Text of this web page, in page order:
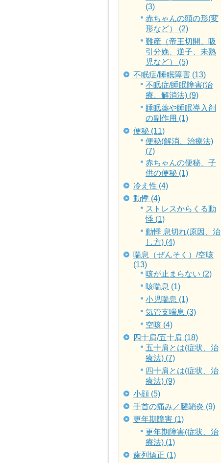
(3)
赤ちゃんの頭の形(変
形など） (2)
難産（帝王切開、吸
引分娩、逆子、未熟
児など） (5)
不眠症/睡眠障害 (13)
不眠症/睡眠障害(治
療、解消法) (9)
睡眠薬や睡眠導入剤
の副作用 (1)
便秘 (11)
便秘(解消、治療法)
(7)
赤ちゃんの便秘、子
供の便秘 (1)
冷え性 (4)
動悸 (4)
ストレスからくる動
悸 (1)
動悸 息切れ(原因、治
し方) (4)
喘息（ぜんそく）/空咳
(13)
咳が止まらない (2)
咳喘息 (1)
小児喘息 (1)
気管支喘息 (3)
空咳 (4)
四十肩/五十肩 (18)
五十肩とは(症状、治
療法) (7)
四十肩とは(症状、治
療法) (9)
小顔 (5)
手首の痛み／腱鞘炎 (9)
更年期障害 (1)
更年期障害(症状、治
療法) (1)
歯列矯正 (1)